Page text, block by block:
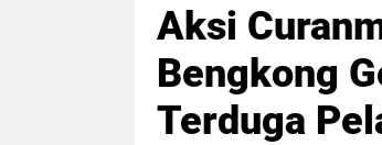
Aksi
Bengkong
Terduga